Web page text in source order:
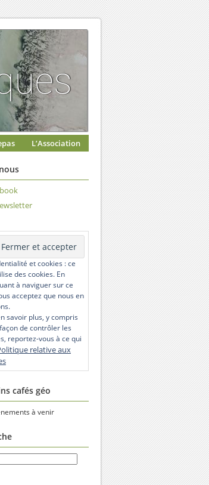
L’Association
et cookies : ce
des cookies. En
à naviguer sur ce
acceptez que nous en
savoir plus, y compris
de contrôler les
reportez-vous à ce qui
relative aux
cafés géo
à venir